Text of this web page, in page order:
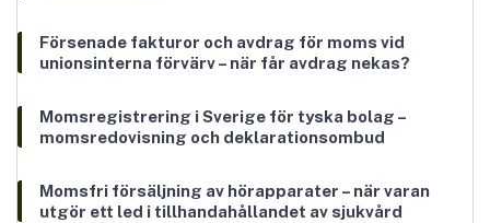
Försenade fakturor och avdrag för moms vid
unionsinterna förvärv – när får avdrag nekas?
Momsregistrering i Sverige för tyska bolag –
momsredovisning och deklarationsombud
Momsfri försäljning av hörapparater – när varan
utgör ett led i tillhandahållandet av sjukvård